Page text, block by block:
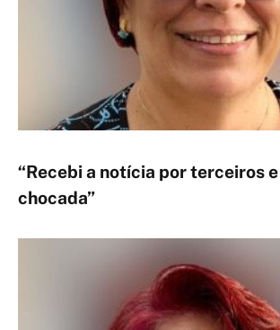
“Recebi a notícia por terceiros
chocada”